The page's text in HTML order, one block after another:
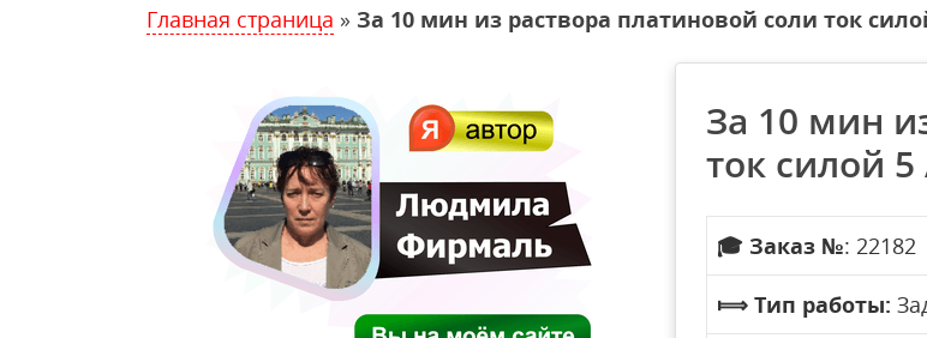
Главная страница » За 10 мин из раствора платиновой соли ток
За 10 мин
ток силой
🎓 Заказ №: 22182
⟾ Тип работы: